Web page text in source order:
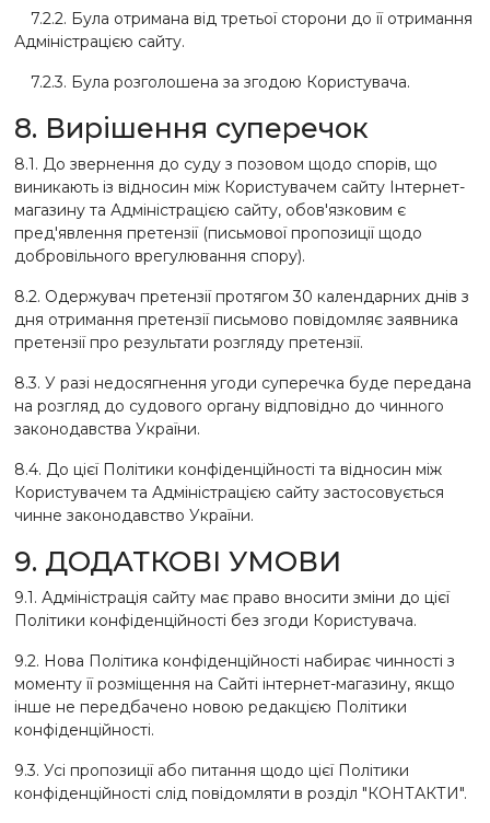
7.2.2. Була отримана від третьої сторони до її отримання
Адміністрацією сайту.
7.2.3. Була розголошена за згодою Користувача.
8. Вирішення суперечок
8.1. До звернення до суду з позовом щодо спорів, що
виникають із відносин між Користувачем сайту Інтернет-
магазину та Адміністрацією сайту, обов'язковим є
пред'явлення претензії (письмової пропозиції щодо
добровільного врегулювання спору).
8.2. Одержувач претензії протягом 30 календарних днів з
дня отримання претензії письмово повідомляє заявника
претензії про результати розгляду претензії.
8.3. У разі недосягнення угоди суперечка буде передана
на розгляд до судового органу відповідно до чинного
законодавства України.
8.4. До цієї Політики конфіденційності та відносин між
Користувачем та Адміністрацією сайту застосовується
чинне законодавство України.
9. ДОДАТКОВІ УМОВИ
9.1. Адміністрація сайту має право вносити зміни до цієї
Політики конфіденційності без згоди Користувача.
9.2. Нова Політика конфіденційності набирає чинності з
моменту її розміщення на Сайті інтернет-магазину, якщо
інше не передбачено новою редакцією Політики
конфіденційності.
9.3. Усі пропозиції або питання щодо цієї Політики
конфіденційності слід повідомляти в розділ "КОНТАКТИ".